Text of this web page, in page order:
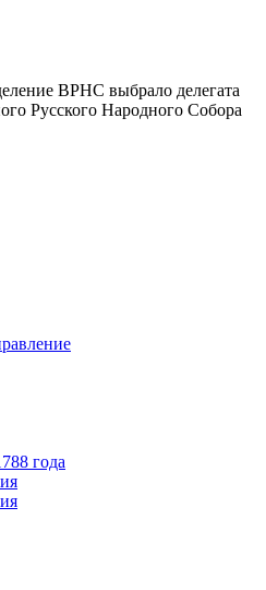
ВРНС выбрало делегата
Русского Народного Собора
года